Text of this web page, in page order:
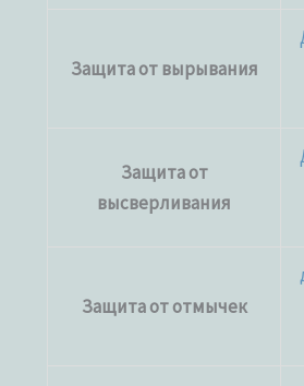
Защита от вырывания
Защита от
высверливания
Защита от отмычек